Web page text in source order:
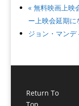
«無料映画上映
ー上映会延期に
ジョン・マン
Return To
Top